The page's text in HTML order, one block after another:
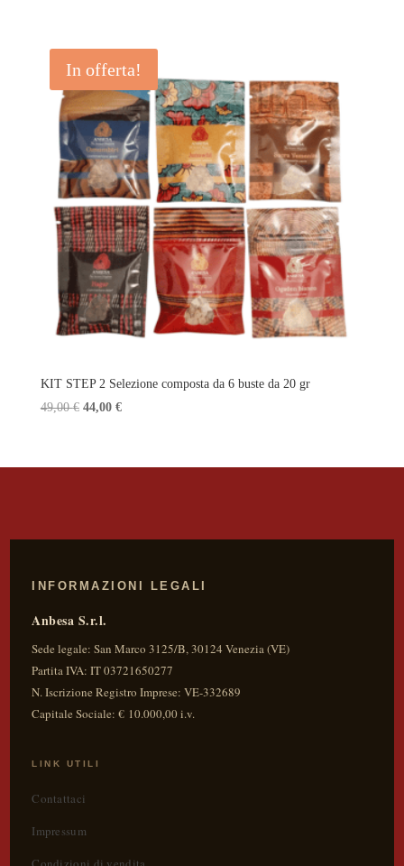
45,00 €.40,00 €.
In offerta!
KIT STEP 2 Selezione composta da 6 buste da 20 gr
49,00€ Il
era:
44,00 €Il
è:
INFORMAZIONI LEGALI
Anbesa S.r.l.
Sede legale:San Marco 3125/B,30124 Venezia(VE)
Partita IVA:IT 03721650277
N. Iscrizione Registro Imprese: VE-332689
Capitale Sociale: € 10.000,00 i.v.
LINK UTILI
Contattaci
Impressum